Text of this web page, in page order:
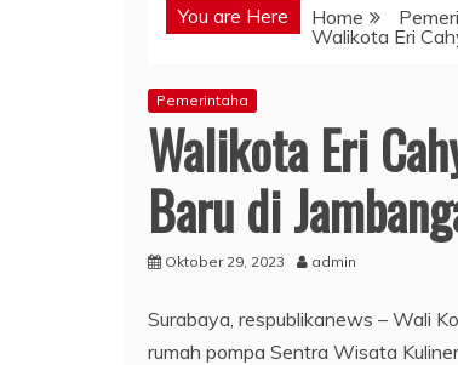
You are Here Home
Walikota Eri
Pemerintaha
Walikota Eri
Baru di
Oktober 29, 2023 admin
Surabaya, respublikanews – Wali
rumah pompa Sentra Wisata